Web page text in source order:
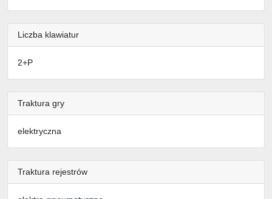
Liczba klawiatur
2+P
Traktura gry
elektryczna
Traktura rejestrów